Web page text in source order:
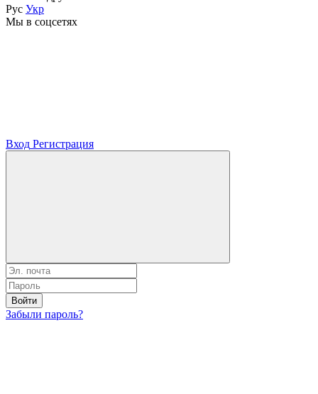
Рус Укр
Мы в соцсетях
Вход Регистрация
Войти
Забыли пароль?